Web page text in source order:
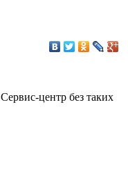
центр без таких